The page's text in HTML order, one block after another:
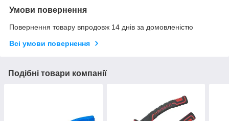
Умови повернення
Повернення товару впродовж 14 днів за домовленістю
Всі умови повернення
Подібні товари компанії